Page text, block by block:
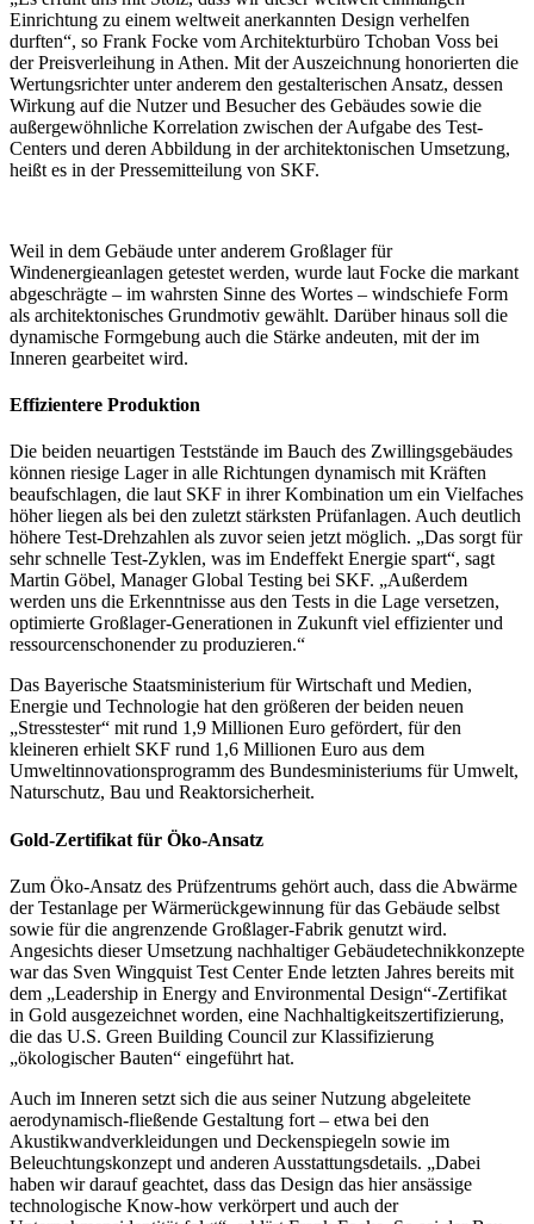
Einrichtung zu einem weltweit anerkannten Design verhelfen
durften“, so Frank Focke vom Architekturbüro Tchoban Voss bei
der Preisverleihung in Athen. Mit der Auszeichnung honorierten die
Wertungsrichter unter anderem den gestalterischen Ansatz, dessen
Wirkung auf die Nutzer und Besucher des Gebäudes sowie die
außergewöhnliche Korrelation zwischen der Aufgabe des Test-
Centers und deren Abbildung in der architektonischen Umsetzung,
heißt es in der Pressemitteilung von SKF.
Weil in dem Gebäude unter anderem Großlager für
Windenergieanlagen getestet werden, wurde laut Focke die markant
abgeschrägte – im wahrsten Sinne des Wortes – windschiefe Form
als architektonisches Grundmotiv gewählt. Darüber hinaus soll die
dynamische Formgebung auch die Stärke andeuten, mit der im
Inneren gearbeitet wird.
Effizientere Produktion
Die beiden neuartigen Teststände im Bauch des Zwillingsgebäudes
können riesige Lager in alle Richtungen dynamisch mit Kräften
beaufschlagen, die laut SKF in ihrer Kombination um ein Vielfaches
höher liegen als bei den zuletzt stärksten Prüfanlagen. Auch deutlich
höhere Test-Drehzahlen als zuvor seien jetzt möglich. „Das sorgt für
sehr schnelle Test-Zyklen, was im Endeffekt Energie spart“, sagt
Martin Göbel, Manager Global Testing bei SKF. „Außerdem
werden uns die Erkenntnisse aus den Tests in die Lage versetzen,
optimierte Großlager-Generationen in Zukunft viel effizienter und
ressourcenschonender zu produzieren.“
Das Bayerische Staatsministerium für Wirtschaft und Medien,
Energie und Technologie hat den größeren der beiden neuen
„Stresstester“ mit rund 1,9 Millionen Euro gefördert, für den
kleineren erhielt SKF rund 1,6 Millionen Euro aus dem
Umweltinnovationsprogramm des Bundesministeriums für Umwelt,
Naturschutz, Bau und Reaktorsicherheit.
Gold-Zertifikat für Öko-Ansatz
Zum Öko-Ansatz des Prüfzentrums gehört auch, dass die Abwärme
der Testanlage per Wärmerückgewinnung für das Gebäude selbst
sowie für die angrenzende Großlager-Fabrik genutzt wird.
Angesichts dieser Umsetzung nachhaltiger Gebäudetechnikkonzepte
war das Sven Wingquist Test Center Ende letzten Jahres bereits mit
dem „Leadership in Energy and Environmental Design“-Zertifikat
in Gold ausgezeichnet worden, eine Nachhaltigkeitszertifizierung,
die das U.S. Green Building Council zur Klassifizierung
„ökologischer Bauten“ eingeführt hat.
Auch im Inneren setzt sich die aus seiner Nutzung abgeleitete
aerodynamisch-fließende Gestaltung fort – etwa bei den
Akustikwandverkleidungen und Deckenspiegeln sowie im
Beleuchtungskonzept und anderen Ausstattungsdetails. „Dabei
haben wir darauf geachtet, dass das Design das hier ansässige
technologische Know-how verkörpert und auch der